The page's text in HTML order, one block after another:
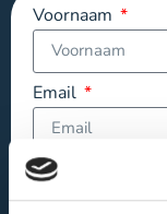
Voornaam
Email
Bericht